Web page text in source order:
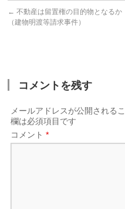
← 不動産は留置権の目的物となるか
（建物明渡等請求事件）
コメントを残す
メールアドレスが公開される
欄は必須項目です
コメント*